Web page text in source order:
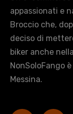
appassionati e
Broccio che,
deciso di
biker anche
NonSoloFango
Messina.